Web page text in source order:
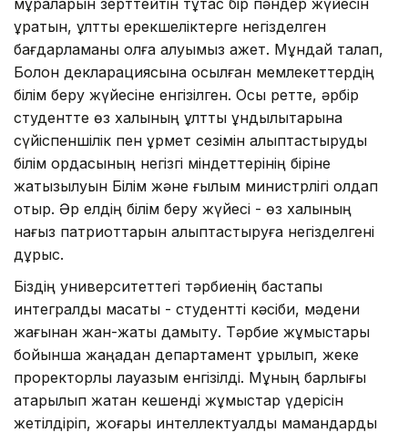
құратын, ұлттық ерекшеліктерге негізделген
бағдарламаны қолға алуымыз қажет. Мұндай талап,
Болон декларациясына қосылған мемлекеттердің
білім беру жүйесіне енгізілген. Осы ретте, әрбір
студентте өз халқының ұлттық құндылықтарына
сүйіспеншілік пен құрмет сезімін қалыптастыруды
білім ордасының негізгі міндеттерінің біріне
жатқызылуын Білім және ғылым министрлігі қолдап
отыр. Әр елдің білім беру жүйесі - өз халқының
нағыз патриоттарын қалыптастыруға негізделгені
дұрыс.
Біздің университеттегі тәрбиенің бастапқы
интегралды мақсаты - студентті кәсіби, мәдени
жағынан жан-жақты дамыту. Тәрбие жұмыстары
бойынша жаңадан департамент құрылып, жеке
проректорлық лауазым енгізілді. Мұның барлығы
атқарылып жатқан кешенді жұмыстар үдерісін
жетілдіріп, жоғары интеллектуалды мамандарды